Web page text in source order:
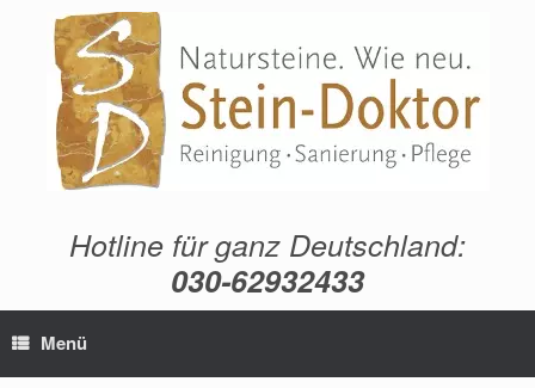
springen
Hotline für ganz Deutschland:
030-62932433
Menü